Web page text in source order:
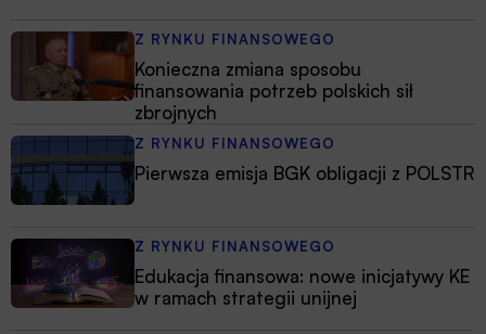
Z RYNKU FINANSOWEGO
Konieczna zmiana sposobu
finansowania potrzeb polskich sił
zbrojnych
Z RYNKU FINANSOWEGO
Pierwsza emisja BGK obligacji z POLSTR
Z RYNKU FINANSOWEGO
Edukacja finansowa: nowe inicjatywy KE
w ramach strategii unijnej